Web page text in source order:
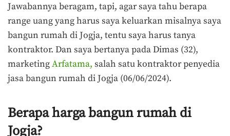
Jawabannya beragam, tapi, agar saya tahu berapa
range uang yang harus saya keluarkan misalnya saya
bangun rumah di Jogja, tentu saya harus tanya
kontraktor. Dan saya bertanya pada Dimas (32),
marketingArfatama, salah satu kontraktor penyedia
jasa bangun rumah di Jogja (06/06/2024).
Berapa harga bangun rumah di
Jogja?